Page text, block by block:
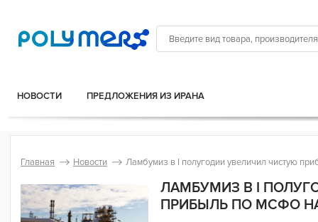
НОВОСТИ ПРЕДЛОЖЕНИЯ ИЗ ИРАНА
Главная Новости Ламбумиз в I полугодии увеличил чистую
ЛАМБУМИЗ В I
ПРИБЫЛЬ ПО МСФО НА